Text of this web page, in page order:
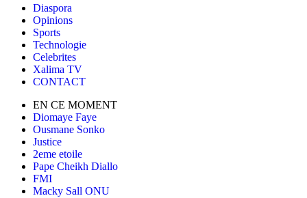
Diaspora
Opinions
Sports
Technologie
Celebrites
Xalima TV
CONTACT
EN CE MOMENT
Diomaye Faye
Ousmane Sonko
Justice
2eme etoile
Pape Cheikh Diallo
FMI
Macky Sall ONU